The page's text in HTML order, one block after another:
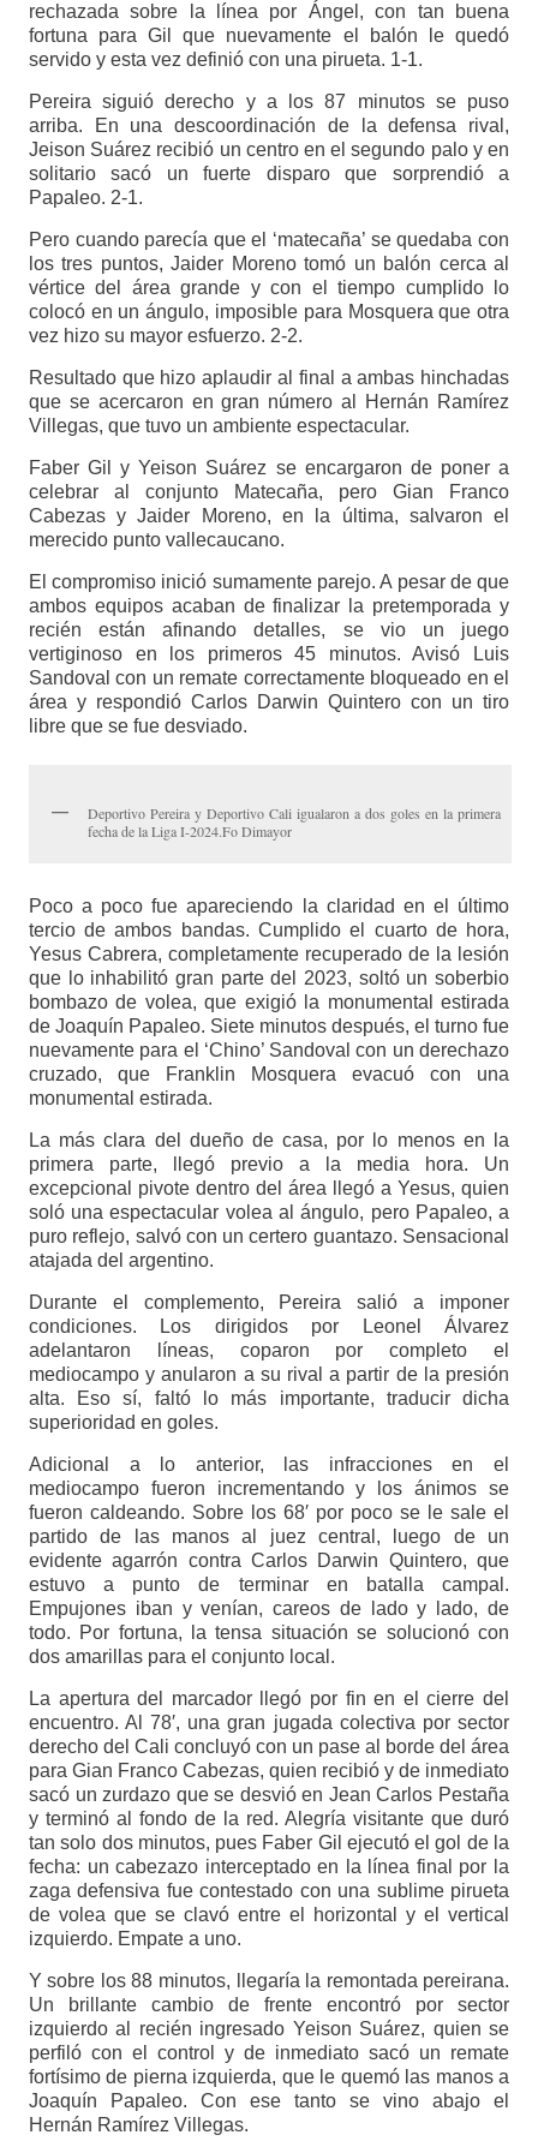
rechazada sobre la línea por Ángel, con tan buena
fortuna para Gil que nuevamente el balón le quedó
servido y esta vez definió con una pirueta. 1-1.
Pereira siguió derecho y a los 87 minutos se puso
arriba. En una descoordinación de la defensa rival,
Jeison Suárez recibió un centro en el segundo palo y en
solitario sacó un fuerte disparo que sorprendió a
Papaleo. 2-1.
Pero cuando parecía que el ‘matecaña’ se quedaba con
los tres puntos, Jaider Moreno tomó un balón cerca al
vértice del área grande y con el tiempo cumplido lo
colocó en un ángulo, imposible para Mosquera que otra
vez hizo su mayor esfuerzo. 2-2.
Resultado que hizo aplaudir al final a ambas hinchadas
que se acercaron en gran número al Hernán Ramírez
Villegas, que tuvo un ambiente espectacular.
Faber Gil y Yeison Suárez se encargaron de poner a
celebrar al conjunto Matecaña, pero Gian Franco
Cabezas y Jaider Moreno, en la última, salvaron el
merecido punto vallecaucano.
El compromiso inició sumamente parejo. A pesar de que
ambos equipos acaban de finalizar la pretemporada y
recién están afinando detalles, se vio un juego
vertiginoso en los primeros 45 minutos. Avisó Luis
Sandoval con un remate correctamente bloqueado en el
área y respondió Carlos Darwin Quintero con un tiro
libre que se fue desviado.
Deportivo Pereira y Deportivo Cali igualaron a dos goles en la primera
fecha de la Liga I-2024.Fo Dimayor
Poco a poco fue apareciendo la claridad en el último
tercio de ambos bandas. Cumplido el cuarto de hora,
Yesus Cabrera, completamente recuperado de la lesión
que lo inhabilitó gran parte del 2023, soltó un soberbio
bombazo de volea, que exigió la monumental estirada
de Joaquín Papaleo. Siete minutos después, el turno fue
nuevamente para el ‘Chino’ Sandoval con un derechazo
cruzado, que Franklin Mosquera evacuó con una
monumental estirada.
La más clara del dueño de casa, por lo menos en la
primera parte, llegó previo a la media hora. Un
excepcional pivote dentro del área llegó a Yesus, quien
soló una espectacular volea al ángulo, pero Papaleo, a
puro reflejo, salvó con un certero guantazo. Sensacional
atajada del argentino.
Durante el complemento, Pereira salió a imponer
condiciones. Los dirigidos por Leonel Álvarez
adelantaron líneas, coparon por completo el
mediocampo y anularon a su rival a partir de la presión
alta. Eso sí, faltó lo más importante, traducir dicha
superioridad en goles.
Adicional a lo anterior, las infracciones en el
mediocampo fueron incrementando y los ánimos se
fueron caldeando. Sobre los 68′ por poco se le sale el
partido de las manos al juez central, luego de un
evidente agarrón contra Carlos Darwin Quintero, que
estuvo a punto de terminar en batalla campal.
Empujones iban y venían, careos de lado y lado, de
todo. Por fortuna, la tensa situación se solucionó con
dos amarillas para el conjunto local.
La apertura del marcador llegó por fin en el cierre del
encuentro. Al 78′, una gran jugada colectiva por sector
derecho del Cali concluyó con un pase al borde del área
para Gian Franco Cabezas, quien recibió y de inmediato
sacó un zurdazo que se desvió en Jean Carlos Pestaña
y terminó al fondo de la red. Alegría visitante que duró
tan solo dos minutos, pues Faber Gil ejecutó el gol de la
fecha: un cabezazo interceptado en la línea final por la
zaga defensiva fue contestado con una sublime pirueta
de volea que se clavó entre el horizontal y el vertical
izquierdo. Empate a uno.
Y sobre los 88 minutos, llegaría la remontada pereirana.
Un brillante cambio de frente encontró por sector
izquierdo al recién ingresado Yeison Suárez, quien se
perfiló con el control y de inmediato sacó un remate
fortísimo de pierna izquierda, que le quemó las manos a
Joaquín Papaleo. Con ese tanto se vino abajo el
Hernán Ramírez Villegas.